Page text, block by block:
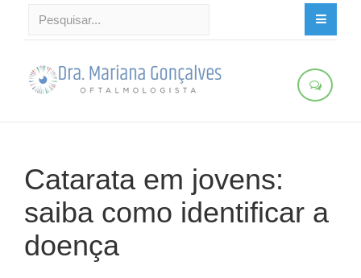
Busca
Type 2 or more characters for results.
Catarata em jovens:
saiba como identificar a
doença